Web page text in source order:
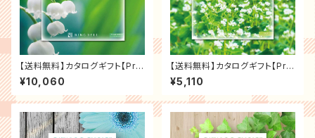
【送料無料】カタログギフト【Pre
sentage プレゼンテージ】「シ
ンフォニー」 ギフト お返し 内祝
い 香典返し 結婚祝い 引出物 グ
祝いなど ギフト プレゼント カタ
ログギフト
¥10,060
【送料無料】カタログギフト【Pre
sentage プレゼンテージ】「ジ
ャズ」 ギフト お返し 内祝い 香典
返し 結婚祝い 引出物 グルメ 出
ど ギフト プレゼント カタログギ
フト
¥5,110